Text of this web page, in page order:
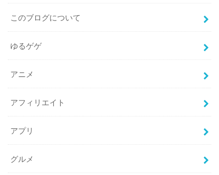
このブログについて
ゆるゲゲ
アニメ
アフィリエイト
アプリ
グルメ